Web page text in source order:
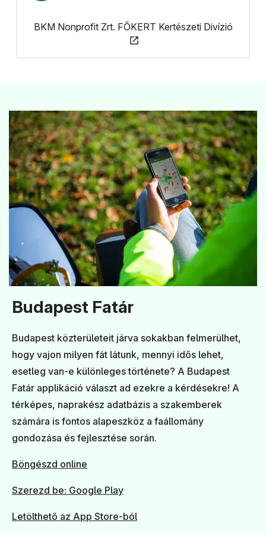
BKM Nonprofit Zrt. FŐKERT Kertészeti Divízió
Budapest Fatár
Budapest közterületeit járva sokakban felmerülhet,
hogy vajon milyen fát látunk, mennyi idős lehet,
esetleg van-e különleges története? A Budapest
Fatár applikáció választ ad ezekre a kérdésekre! A
térképes, naprakész adatbázis a szakemberek
számára is fontos alapeszköz a faállomány
gondozása és fejlesztése során.
(új ablakban nyílik meg)
Böngészd online
(új ablakban nyílik meg)
Szerezd be: Google Play
(új ablakban nyílik meg)
Letölthető az App Store-ból